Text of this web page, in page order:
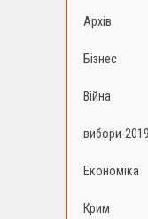
Архів
Бізнес
Війна
вибори-2019
Економіка
Крим